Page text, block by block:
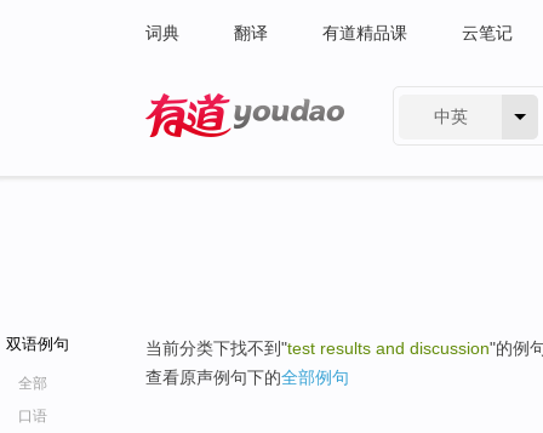
词典 翻译 有道精品课 云笔记
中英
双语例句
全部
口语
当前分类下找不到"test results and discussion"的例
查看原声例句下的全部例句